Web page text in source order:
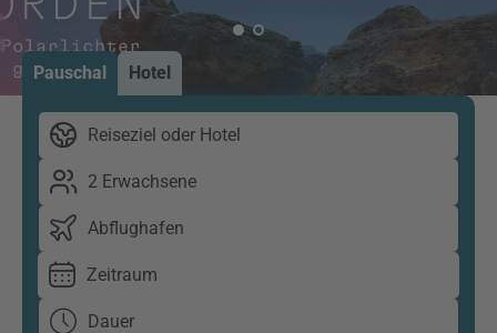
Pauschal Hotel
Reiseziel oder Hotel
2 Erwachsene
Abflughafen
Zeitraum
Dauer